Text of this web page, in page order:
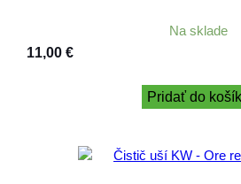
Na sklade
11,00 €
Pridať do